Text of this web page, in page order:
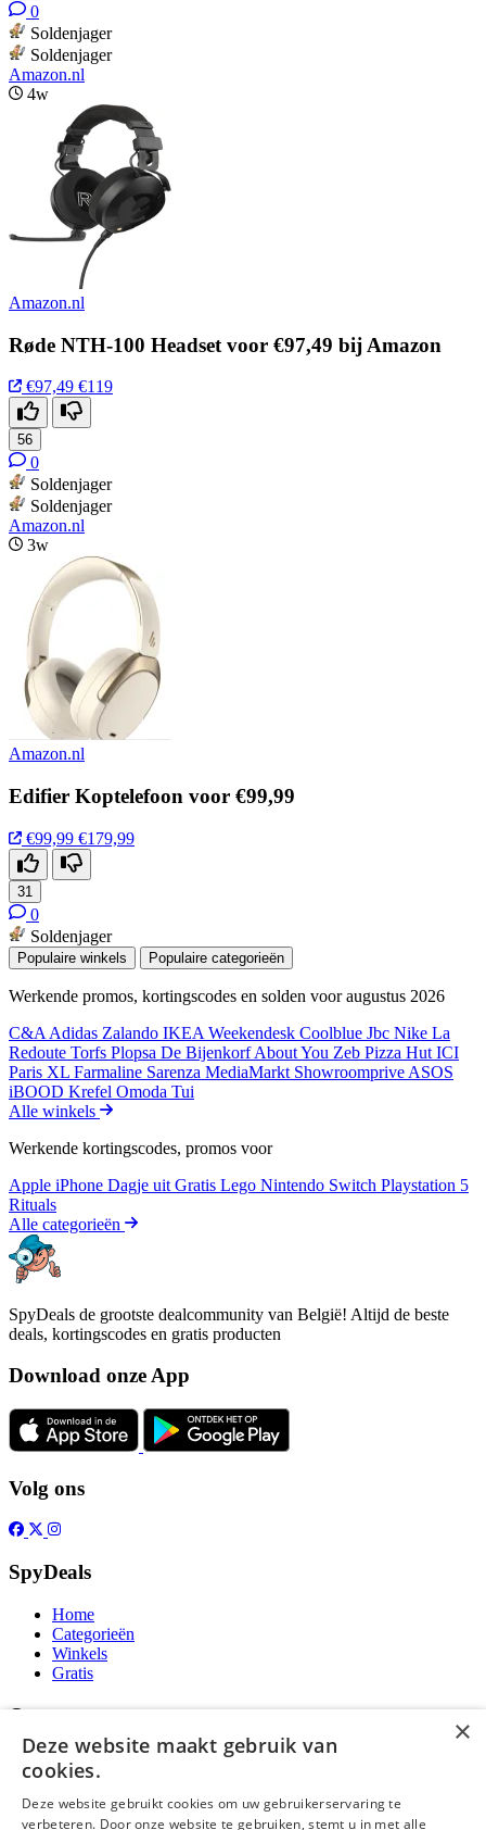
0
Soldenjager
Soldenjager
Amazon.nl
4w
Amazon.nl
Røde NTH-100 Headset voor €97,49 bij Amazon
€97,49 €119
56
0
Soldenjager
Soldenjager
Amazon.nl
3w
Amazon.nl
Edifier Koptelefoon voor €99,99
€99,99 €179,99
31
0
Soldenjager
Populaire winkels Populaire categorieën
Werkende promos, kortingscodes en solden voor augustus 2026
C&A Adidas Zalando IKEA Weekendesk Coolblue Jbc Nike La
Redoute Torfs Plopsa De BijenkorfAbout You Zeb Pizza Hut ICI
Paris XL Farmaline Sarenza MediaMarkt Showroomprive ASOS
iBOOD Krefel Omoda Tui
Alle winkels
Werkende kortingscodes, promos voor
Apple iPhone Dagje uit Gratis Lego Nintendo Switch Playstation 5
Rituals
Alle categorieën
SpyDeals de grootste dealcommunity van België! Altijd de beste
deals, kortingscodes en gratis producten
Download onze App
Volg ons
SpyDeals
Home
Categorieën
Winkels
Gratis
Over
Over ons
Contact
Publicatieregels
×
Deze website maakt gebruik van
cookies.
Deze website gebruikt cookies om uw gebruikerservaring te
verbeteren. Door onze website te gebruiken, stemt u in met alle